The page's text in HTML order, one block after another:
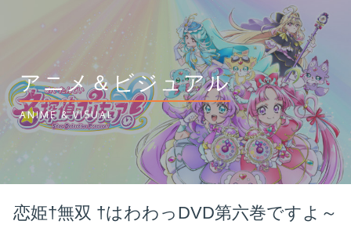
アニメ＆ビジュアル
ANIME & VISUAL
恋姫†無双 †はわわっDVD第六巻ですよ～